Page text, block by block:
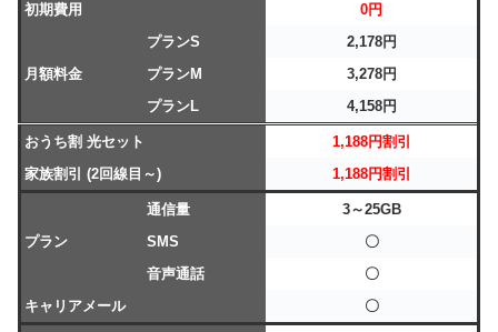
初期費用 0円
月額料金
プランS
2,178円
プランM
3,278円
プランL
4,158円
おうち割 光セット
1,188円割引
家族割引 (2回線目～)
1,188円割引
プラン
通信量
3～25GB
SMS
〇
音声通話
〇
キャリアメール
〇